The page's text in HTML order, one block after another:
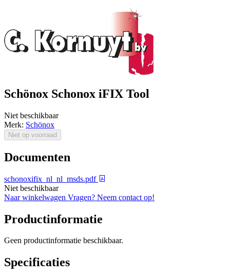
Schönox Schonox iFIX Tool
Niet beschikbaar
Merk: Schönox
Niet op voorraad
Documenten
schonoxifix_nl_nl_msds.pdf
Niet beschikbaar
Naar winkelwagen Vragen? Neem contact op!
Productinformatie
Geen productinformatie beschikbaar.
Specificaties